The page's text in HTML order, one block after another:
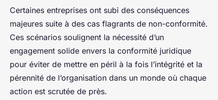
Certaines entreprises ont subi des conséquences
majeures suite à des cas flagrants de non-conformité.
Ces scénarios soulignent la nécessité d’un
engagement solide envers la conformité juridique
pour éviter de mettre en péril à la fois l’intégrité et la
pérennité de l’organisation dans un monde où chaque
action est scrutée de près.